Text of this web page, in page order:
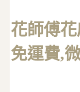
花師傅
免運費,